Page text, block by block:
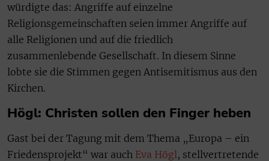
würdigte das: Angriffe auf einzelne
Religionsgemeinschaften seien immer Angriffe auf
alle Religionen und auf die friedlich
zusammenlebende Gesellschaft. In diesem Sinne
lobte sie die Stimmen gegen Antisemitismus aus den
Kirchen.
Högl: Christen sollen den Finger heben
Gast bei der Tagung mit dem Thema „Europa – ein
Friedensprojekt“ war auch Eva Högl , stellvertretende